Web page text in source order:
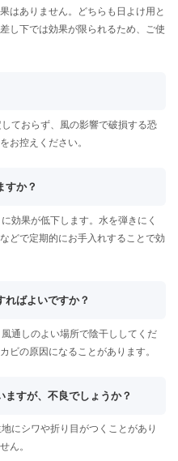
はありません。どちらも日よけ用と
し下では効果が限られるため、ご使
ておらず、風の影響で破損する恐
お控えください。
すか？
効果が低下します。水を弾きにく
どで定期的にお手入れすることで効
ればよいですか？
通しのよい場所で陰干ししてくだ
ビの原因になることがあります。
すが、不良でしょうか？
にシワや折り目がつくことがあり
ん。